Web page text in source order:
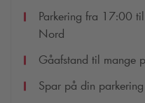
Parkering fra 17:00
Nord
Gåafstand til mange
Spar på din parkering